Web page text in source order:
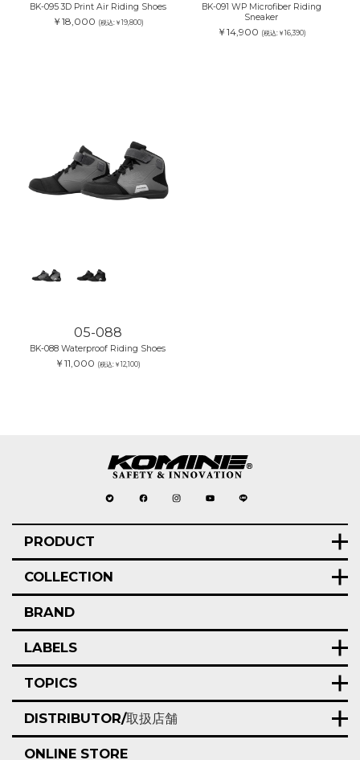
BK-095 3D Print Air Riding Shoes
￥18,000 (税込:￥19,800)
BK-091 WP Microfiber Riding
Sneaker
￥14,900 (税込:￥16,390)
05-088
BK-088 Waterproof Riding Shoes
￥11,000 (税込:￥12,100)
PRODUCT
COLLECTION
BRAND
LABELS
TOPICS
DISTRIBUTOR/取扱店舗
ONLINE STORE